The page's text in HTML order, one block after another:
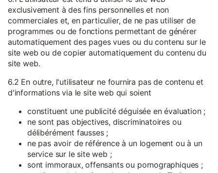
exclusivement à des fins personnelles et non
commerciales et, en particulier, de ne pas utiliser de
programmes ou de fonctions permettant de générer
automatiquement des pages vues ou du contenu sur le
site web ou de copier automatiquement du contenu du
site web.
6.2 En outre, l'utilisateur ne fournira pas de contenu et
d'informations via le site web qui soient
constituent une publicité déguisée en évaluation ;
ne sont pas objectives, discriminatoires ou
délibérément fausses ;
ne pas avoir de référence à un logement ou à un
service sur le site web ;
sont immoraux, offensants ou pornographiques ;